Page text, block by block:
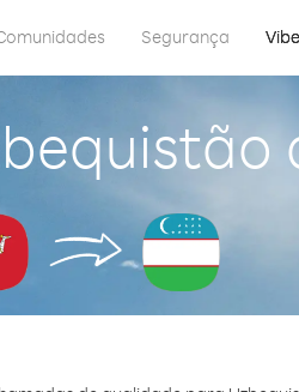
Segurança